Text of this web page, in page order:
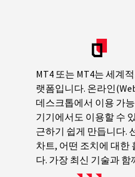
MT4 또는 MT4는 세계
랫폼입니다. 온라인
데스크톱에서 이용 가
기기에서도 이용할 수
근하기 쉽게 만듭니다.
차트, 어떤 조치에 대한
다. 가장 최신 기술과